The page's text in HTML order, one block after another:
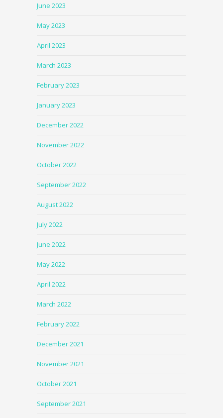
June 2023
May 2023
April 2023
March 2023
February 2023
January 2023
December 2022
November 2022
October 2022
September 2022
August 2022
July 2022
June 2022
May 2022
April 2022
March 2022
February 2022
December 2021
November 2021
October 2021
September 2021